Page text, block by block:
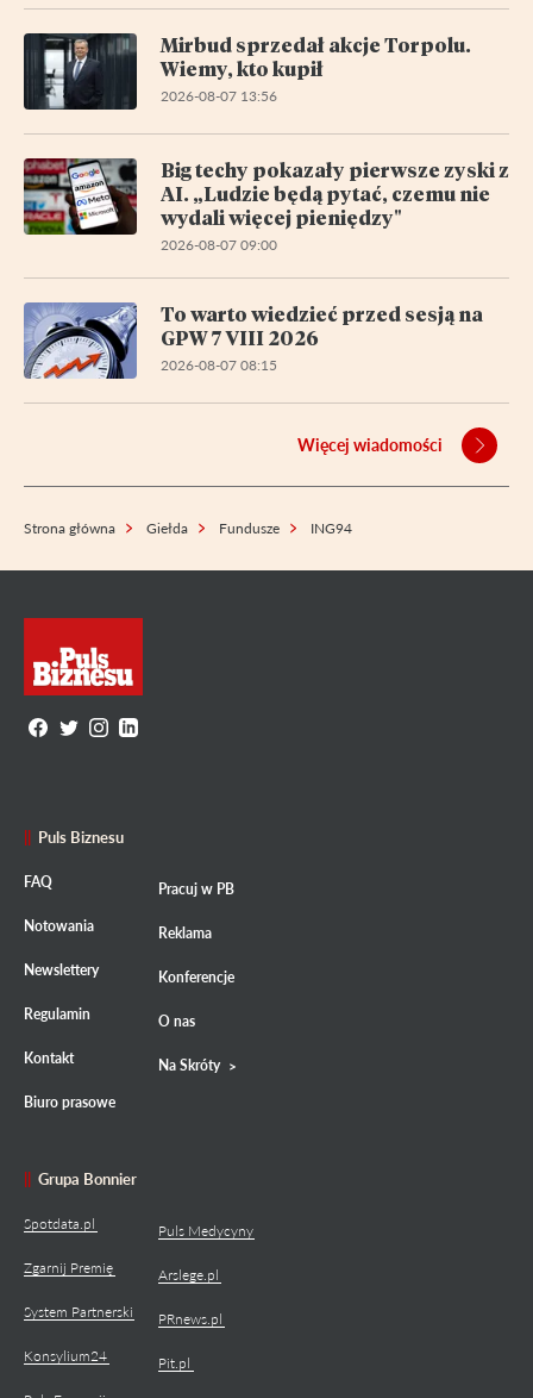
Mirbud sprzedał akcje Torpolu.
Wiemy, kto kupił
2026-08-07 13:56
Big techy pokazały pierwsze zyski z
AI. „Ludzie będą pytać, czemu nie
wydali więcej pieniędzy"
2026-08-07 09:00
To warto wiedzieć przed sesją na
GPW 7 VIII 2026
2026-08-07 08:15
Więcej wiadomości
Strona główna Giełda Fundusze ING94
Puls Biznesu
FAQ
Notowania
Newslettery
Regulamin
Kontakt
Biuro prasowe
Pracuj w PB
Reklama
Konferencje
O nas
Na Skróty
Grupa Bonnier
Spotdata.pl
Zgarnij Premię
System Partnerski
Konsylium24
Puls Medycyny
Arslege.pl
PRnews.pl
Pit.pl